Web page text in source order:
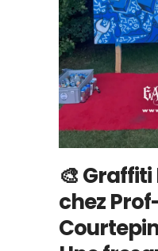
🎨
chez